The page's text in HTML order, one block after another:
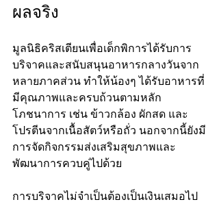
ผลจริง
มูลนิธิคริสเตียนเพื่อเด็กพิการได้รับการ
บริจาคและสนับสนุนอาหารกลางวันจาก
หลายภาคส่วน ทำให้น้องๆ ได้รับอาหารที่
มีคุณภาพและครบถ้วนตามหลัก
โภชนาการ เช่น ข้าวกล้อง ผักสด และ
โปรตีนจากเนื้อสัตว์หรือถั่ว นอกจากนี้ยังมี
การจัดกิจกรรมส่งเสริมสุขภาพและ
พัฒนาการควบคู่ไปด้วย
การบริจาคไม่จำเป็นต้องเป็นเงินเสมอไป